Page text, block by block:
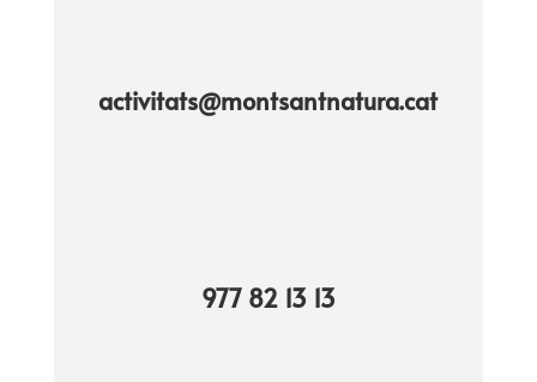
activitats@montsantnatura.cat
977 82 13 13